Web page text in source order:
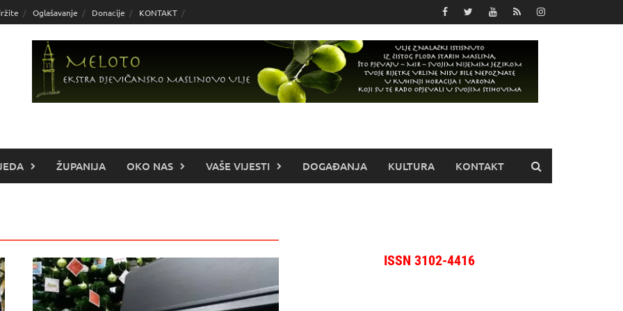
Oglašavanje Donacije KONTAKT
ŽUPANIJA OKO NAS VAŠE VIJESTI DOGAĐANJA KULTURA KONTAKT
ISSN 3102-4416